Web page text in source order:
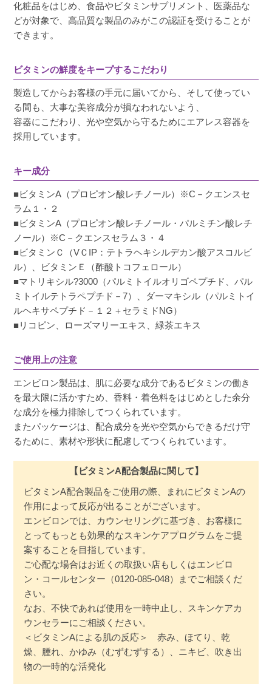
化粧品をはじめ、食品やビタミンサプリメント、医薬品な
どが対象で、高品質な製品のみがこの認証を受けることが
できます。
ビタミンの鮮度をキープするこだわり
製造してからお客様の手元に届いてから、そして使ってい
る間も、大事な美容成分が損なわれないよう、
容器にこだわり、光や空気から守るためにエアレス容器を
採用しています。
キー成分
■ビタミンA（プロピオン酸レチノール）※C－クエンスセ
ラム１・２
■ビタミンA（プロピオン酸レチノール・パルミチン酸レチ
ノール）※C－クエンスセラム３・４
■ビタミンＣ（VＣIP：テトラヘキシルデカン酸アスコルビ
ル）、ビタミンＥ（酢酸トコフェロール）
■マトリキシル?3000（パルミトイルオリゴペプチド、パル
ミトイルテトラペプチド－7）、ダーマキシル（パルミトイ
ルヘキサペプチド－１２＋セラミドNG）
■リコピン、ローズマリーエキス、緑茶エキス
ご使用上の注意
エンビロン製品は、肌に必要な成分であるビタミンの働き
を最大限に活かすため、香料・着色料をはじめとした余分
な成分を極力排除してつくられています。
またパッケージは、配合成分を光や空気からできるだけ守
るために、素材や形状に配慮してつくられています。
【ビタミンA配合製品に関して】
ビタミンA配合製品をご使用の際、まれにビタミンAの
作用によって反応が出ることがございます。
エンビロンでは、カウンセリングに基づき、お客様に
とってもっとも効果的なスキンケアプログラムをご提
案することを目指しています。
ご心配な場合はお近くの取扱い店もしくはエンビロ
ン・コールセンター（0120-085-048）までご相談くだ
さい。
なお、不快であれば使用を一時中止し、スキンケアカ
ウンセラーにご相談ください。
＜ビタミンAによる肌の反応＞ 赤み、ほてり、乾
燥、腫れ、かゆみ（むずむずする）、ニキビ、吹き出
物の一時的な活発化